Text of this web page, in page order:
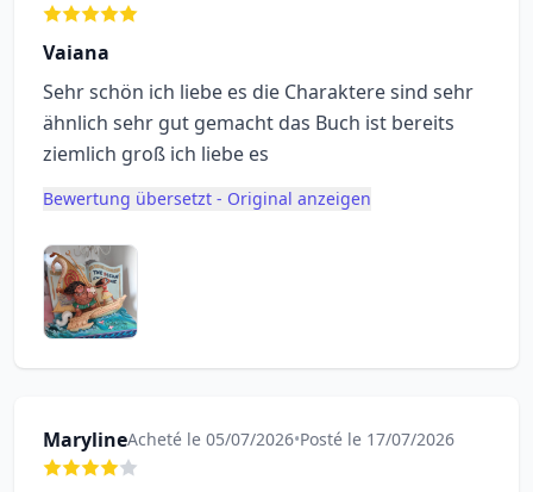
Vaiana
Sehr schön ich liebe es die Charaktere sind sehr
ähnlich sehr gut gemacht das Buch ist bereits
ziemlich groß ich liebe es
Bewertung übersetzt - Original anzeigen
MarylineAcheté le 05/07/2026•Posté le 17/07/2026